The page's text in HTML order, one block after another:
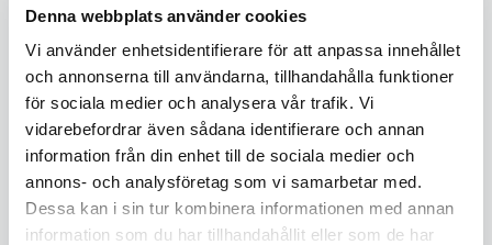
Denna webbplats använder cookies
Vi använder enhetsidentifierare för att anpassa innehållet
och annonserna till användarna, tillhandahålla funktioner
för sociala medier och analysera vår trafik. Vi
vidarebefordrar även sådana identifierare och annan
information från din enhet till de sociala medier och
annons- och analysföretag som vi samarbetar med.
Dessa kan i sin tur kombinera informationen med annan
information som du har tillhandahållit eller som de har
2450 kr2750 kr
Kontakta